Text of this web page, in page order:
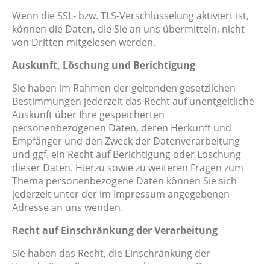
Wenn die SSL- bzw. TLS-Verschlüsselung aktiviert ist,
können die Daten, die Sie an uns übermitteln, nicht
von Dritten mitgelesen werden.
Auskunft, Löschung und Berichtigung
Sie haben im Rahmen der geltenden gesetzlichen
Bestimmungen jederzeit das Recht auf unentgeltliche
Auskunft über Ihre gespeicherten
personenbezogenen Daten, deren Herkunft und
Empfänger und den Zweck der Datenverarbeitung
und ggf. ein Recht auf Berichtigung oder Löschung
dieser Daten. Hierzu sowie zu weiteren Fragen zum
Thema personenbezogene Daten können Sie sich
jederzeit unter der im Impressum angegebenen
Adresse an uns wenden.
Recht auf Einschränkung der Verarbeitung
Sie haben das Recht, die Einschränkung der